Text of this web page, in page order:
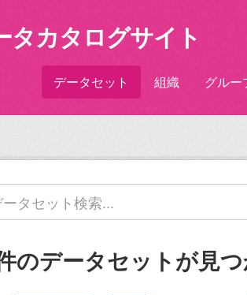
タカタログサイト
データセット 組織 グルー
のデータセットが見